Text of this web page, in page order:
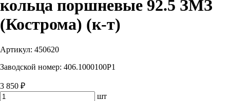
кольца поршневые 92.5 ЗМЗ
(Кострома) (к-т)
Артикул: 450620
Заводской номер: 406.1000100Р1
3 850 ₽
шт